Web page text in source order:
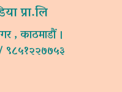
प्रा.लि
, काठमाडौं ।